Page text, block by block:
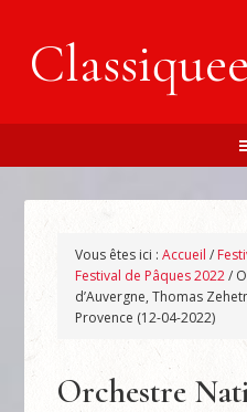
Vous êtes ici :Accueil /
Festival de Pâques 2022/
d’Auvergne, Thomas
Provence (12-04-2022)
Orchestre